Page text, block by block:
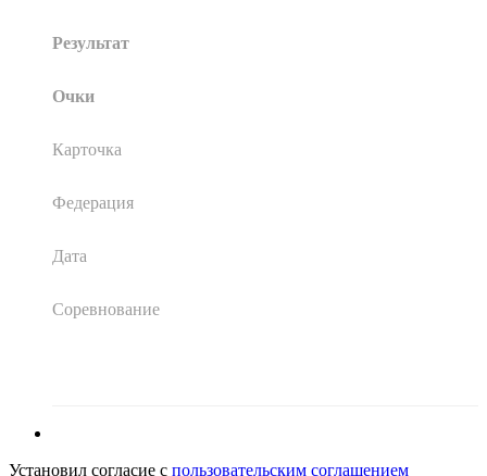
Результат
Очки
Карточка
Федерация
Дата
Соревнование
Установил согласие с пользовательским соглашением